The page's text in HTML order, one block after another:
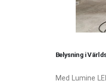
Belysning i
Med Lumine